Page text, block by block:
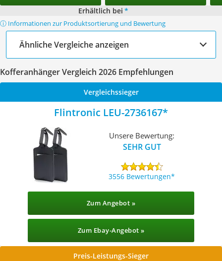
Erhältlich bei *
ⓘ Informationen zur Produktsortierung und Bewertung
Ähnliche Vergleiche anzeigen
Kofferanhänger Vergleich 2026 Empfehlungen
Vergleichssieger
Flintronic LEU-2736167
Unsere Bewertung:
SEHR GUT
3556 Bewertungen
Zum Angebot »
Zum Ebay-Angebot »
Preis-Leistungs-Sieger